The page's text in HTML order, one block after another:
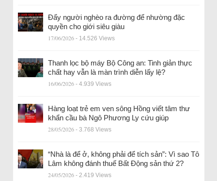
Đẩy người nghèo ra đường để nhường đặc
quyền cho giới siêu giàu
17/06/2026 - 14.526 Views
Thanh lọc bộ máy Bộ Công an: Tinh giản thực
chất hay vẫn là màn trình diễn lấy lệ?
16/06/2026 - 4.939 Views
Hàng loạt trẻ em ven sông Hồng viết tâm thư
khẩn cầu bà Ngô Phương Ly cứu giúp
28/05/2026 - 3.768 Views
“Nhà là để ở, không phải để tích sản”: Vì sao Tô
Lâm không đánh thuế Bất Động sản thứ 2?
24/05/2026 - 2.419 Views